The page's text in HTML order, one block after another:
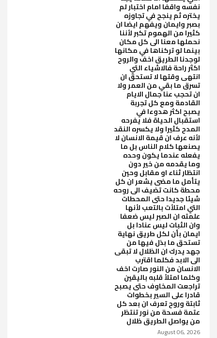
نفسه واقفا امام اختبار لم
يختره ثم ينجح في تجاوزه
بصبر وايمان ويفهم ايضا ان
كثيرا من الهموم تكبر لأننا
نحملها معنا الى كل مكان
بينما لو تركناها في مكانها
لوجدنا الطريق اخف والروح
اكثر راحة فالاشياء التي
انتهى وقتها لا تستحق ان
تسرق ما بقي من العمر ولا
ان تحجب عنا جمال الايام
القادمة ومع كل تجربة
يصبح اكثر هدوءا في
استقبال الحياة فلا يفرحه
المدح كثيرا ولا يكسره النقد
لأنه عرف ان قيمة الانسان لا
يصنعها كلام الناس بل ما
يفعله عندما يكون وحده
وما يقدمه من خير دون
انتظار ثناء او مقابل وحين
يتأمل ما مضى يشعر ان كل
محطة كانت تضيف الى روحه
شيئا جديدا حتى المحطات
التي امتلأت بالتعب لأنها
علمته ان الصبر ليس ضعفا
وان الثبات ليس عنادا بل
ايمان بأن لكل طريق نهاية
تستحق ما بذل فيها من
جهد يدرك ان الظلال لا تبقى
الى الابد فكلما اقترب
الانسان من النور صارت اخف
وكلما امتلأ قلبه باليقين
تراجعت المخاوف حتى يصبح
قادرا على السير بخطوات
ثابتة وروح تعرف ان بعد كل
عتمة فسحة من نور تنتظر
من يواصل الطريق ظلال
August 06, 2026